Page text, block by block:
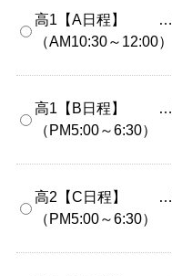
高1【A日程】 …
（AM10:30～12:00）
高1【B日程】 …
（PM5:00～6:30）
高2【C日程】 …
（PM5:00～6:30）